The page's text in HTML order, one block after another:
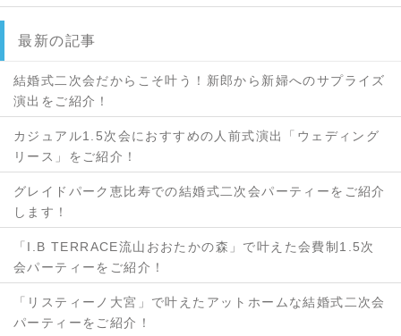
最新の記事
結婚式二次会だからこそ叶う！新郎から新婦へのサプライズ
演出をご紹介！
カジュアル1.5次会におすすめの人前式演出「ウェディング
リース」をご紹介！
グレイドパーク恵比寿での結婚式二次会パーティーをご紹介
します！
「I.B TERRACE流山おおたかの森」で叶えた会費制1.5次
会パーティーをご紹介！
「リスティーノ大宮」で叶えたアットホームな結婚式二次会
パーティーをご紹介！